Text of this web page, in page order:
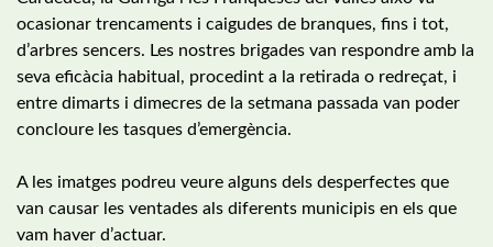
ocasionar trencaments i caigudes de branques, fins i tot,
d’arbres sencers. Les nostres brigades van respondre amb la
seva eficàcia habitual, procedint a la retirada o redreçat, i
entre dimarts i dimecres de la setmana passada van poder
concloure les tasques d’emergència.
A les imatges podreu veure alguns dels desperfectes que
van causar les ventades als diferents municipis en els que
vam haver d’actuar.